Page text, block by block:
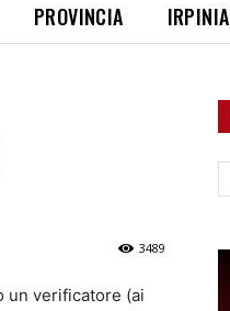
PROVINCIA IRPINIA
3489
un verificatore (ai